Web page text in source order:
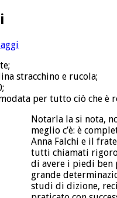
stracchino e rucola;
per tutto ciò che è
Notarla la si nota,
meglio c’è: è
Anna Falchi e il
tutti chiamati
di avere i piedi ben
grande
studi di dizione,